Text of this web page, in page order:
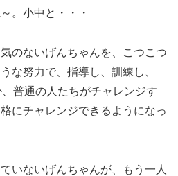
。小中と・・・
のないげんちゃんを、こつこつ
な努力で、指導し、訓練し、
普通の人たちがチャレンジす
にチャレンジできるようになっ
いないげんちゃんが、もう一人